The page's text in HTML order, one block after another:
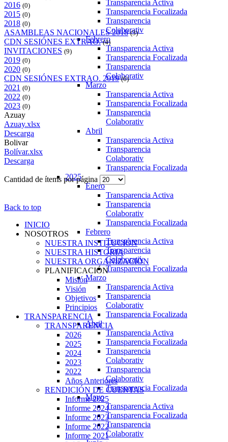
Transparencia Activa
Transparencia Focalizada
Transparencia
Colaborativ
Febrero
Transparencia Activa
Transparencia Focalizada
Transparencia
Colaborativ
Marzo
Transparencia Activa
Transparencia Focalizada
Transparencia
Colaborativ
Abril
Transparencia Activa
Transparencia
Colaborativ
Transparencia Focalizada
2025
Enero
Transparencia Activa
Transparencia
Colaborativ
Transparencia Focalizada
Febrero
Transparencia Activa
Transparencia
Colaborativ
Transparencia Focalizada
Marzo
Transparencia Activa
Transparencia
Colaborativ
Transparencia Focalizada
Abril
Transparencia Activa
Transparencia Focalizada
Transparencia
Colaborativ
Transparencia
Colaborativ
Transparencia Focalizada
Mayo
Transparencia Activa
Transparencia Focalizada
Transparencia
Colaborativ
2016 (0)
2015 (0)
2018 (0)
ASAMBLEAS NACIONALES 2018 (3)
CDN SESIÓNES EXTRAO. (4)
INVITACIONES (9)
2019 (0)
2020 (0)
CDN SESIÓNES EXTRAO. 2019 (6)
2021 (0)
2022 (0)
2023 (0)
Azuay
Azuay.xlsx
Descarga
Bolivar
Bolívar.xlsx
Descarga
Cantidad de ítems por página
Back to top
INICIO
NOSOTROS
NUESTRA INSTITUCIÓN
NUESTRA HISTORIA
NUESTRA ORGANIZACIÓN
PLANIFICACIÓN
Misión
Visión
Objetivos
Principios
TRANSPARENCIA
TRANSPARENCIA
2026
2025
2024
2023
2022
Años Anteriores
RENDICIÓN DE CUENTAS
Informe 2025
Informe 2024
Informe 2023
Informe 2022
Informe 2021